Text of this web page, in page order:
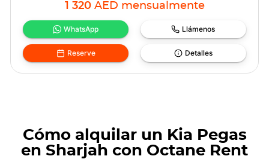
1 320 AED mensualmente
WhatsApp Llámenos
Reserve Detalles
Cómo alquilar un Kia Pegas
en Sharjah con Octane Rent